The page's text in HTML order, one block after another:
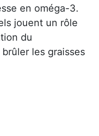
en oméga-3.
jouent un rôle
du
les graisses